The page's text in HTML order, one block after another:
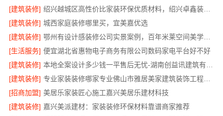
[建筑装修]
绍兴越城区高性价比家装环保优质材料，绍兴卓鑫装饰材料有限公司品质之选
[建筑装修] 城西家庭装修哪里买，宜美嘉优选
[建筑装修]
鄂州有设计感装修公司实景案例，百年米莱空间美学装饰材料有限公司
[生活服务] 便宜湖北省惠物电子商务有限公司数码家电平台好不好
[建筑装修]
[建筑装修]
专业家装装修哪家专业佛山市雅居美家建筑装饰工程有限公司
[招商加盟] 美居乐家装匠心施工嘉兴美居乐建材科技
[建筑装修] 嘉兴美派建材：家装装修环保材料靠谱商家推荐